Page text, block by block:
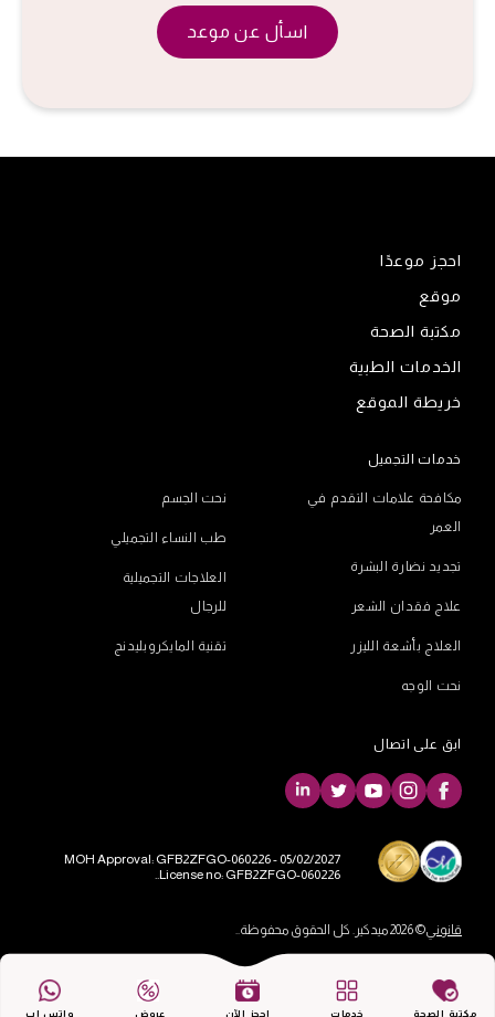
اسأل عن موعد
مكتبة الصحة خدمات احجز الآن عروض واتس اب
احجز موعدًا
موقع
مكتبة الصحة
الخدمات الطبية
خريطة الموقع
خدمات التجميل
مكافحة علامات التقدم في
العمر
تجديد نضارة البشرة
علاج فقدان الشعر
العلاج بأشعة الليزر
نحت الوجه
نحت الجسم
طب النساء التجميلي
العلاجات التجميلية
للرجال
تقنية المايكروبليدنج
ابق على اتصال
MOH Approval: GFB2ZFGO-060226 - 05/02/2027
License no: GFB2ZFGO-060226..
قانوني© 2026 ميدكير. كل الحقوق محفوظة..